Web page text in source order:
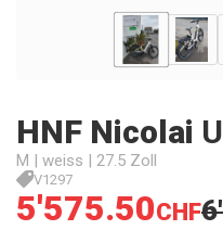
HNF Nicolai
M | weiss | 27.5 Zoll
V1297
5'575.50CHF